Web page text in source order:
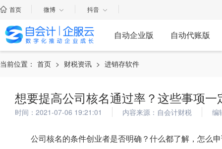
首页 微博 抖音
自动企业版 自动代账版
当前位置： 首页 > 财税资讯 > 进销存软件
想要提高公司核名通过率？这些事项一
时间：2021-07-06 19:21:01 内容来源：自会计财税 编
公司核名的条件创业者是否明确？什么都了解，怎么